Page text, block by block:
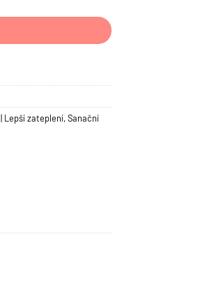
| Lepší zateplení,Sanační